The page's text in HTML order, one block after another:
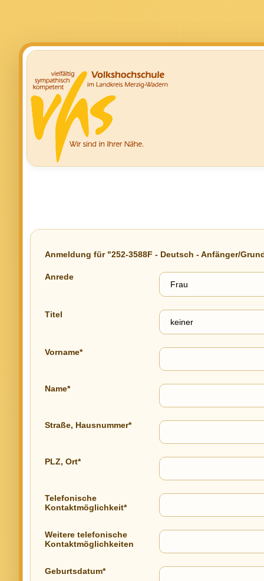
Anmeldung für "252-3588F - Deutsch - Anfänger/
Anrede
Titel
Vorname*
Name*
Straße, Hausnummer*
PLZ, Ort*
Telefonische
Kontaktmöglichkeit*
Weitere telefonische
Kontaktmöglichkeiten
Geburtsdatum*